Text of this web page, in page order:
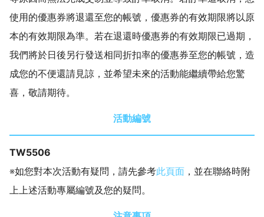
使用的優惠券將退還至您的帳號，優惠券的有效期限將以原
本的有效期限為準。若在退還時優惠券的有效期限已過期，
我們將於日後另行發送相同折扣率的優惠券至您的帳號，造
成您的不便還請見諒，並希望未來的活動能繼續帶給您驚
喜，敬請期待。
活動編號
TW5506
※如您對本次活動有疑問，請先參考此頁面 ，並在聯絡時附
上上述活動專屬編號及您的疑問。